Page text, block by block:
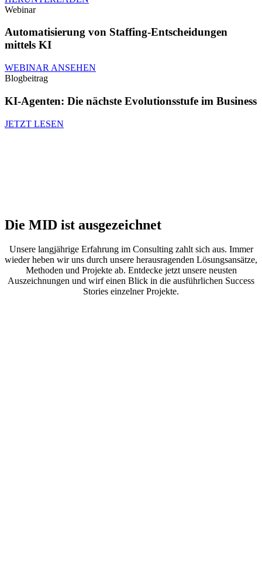
Webinar
Automatisierung von Staffing-Entscheidungen
mittels KI
WEBINAR ANSEHEN
Blogbeitrag
KI-Agenten: Die nächste Evolutionsstufe im Business
JETZT LESEN
Die MID ist ausgezeichnet
Unsere langjährige Erfahrung im Consulting zahlt sich aus. Immer
wieder heben wir uns durch unsere herausragenden Lösungsansätze,
Methoden und Projekte ab. Entdecke jetzt unsere neusten
Auszeichnungen und wirf einen Blick in die ausführlichen Success
Stories einzelner Projekte.